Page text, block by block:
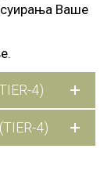
Ваше
4)
4)